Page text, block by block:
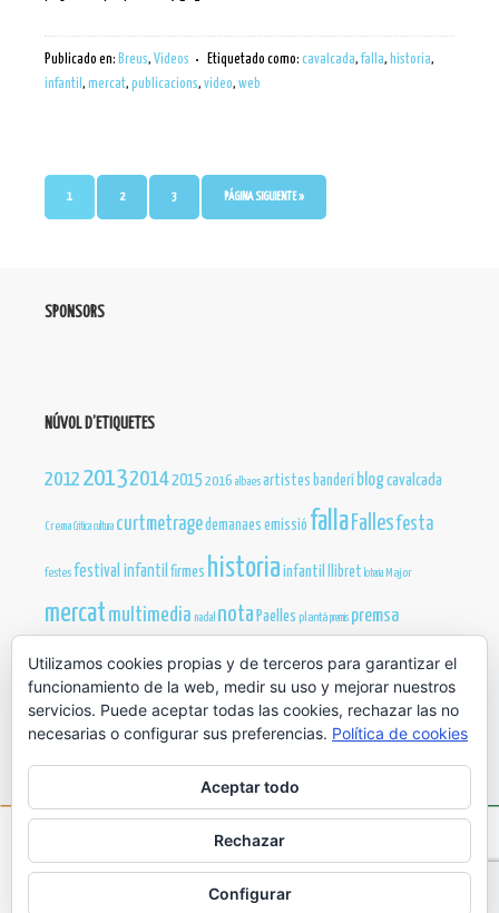
Publicado en: Breus, Videos Etiquetado como: cavalcada, falla, historia,
infantil , mercat, publicacions, video, web
1 2 3 PÁGINA SIGUIENTE »
SPONSORS
NÚVOL D’ETIQUETES
2012 201320142015 2016 albaesartistes banderí blog cavalcada
Crema Critica cultura curtmetragedemanaes emissió falla Fallesfesta
festesfestival infantil firmes historia infantil llibret loteria Major
mercat multimedia nadal nota Paelles plantá premis premsa
presentació president publicacionsreinesSant Joansoparteatre
trucvideo web
TEMA FALLA MERCATON GENESIS FRAMEWORK
Utilizamos cookies propias y de terceros para garantizar el
funcionamiento de la web, medir su uso y mejorar nuestros
servicios. Puede aceptar todas las cookies, rechazar las no
necesarias o configurar sus preferencias. Política de cookies
Aceptar todo
Rechazar
Configurar